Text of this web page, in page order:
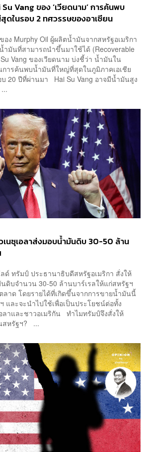
Vang ของ ‘เวียดนาม’ การค้นพบ
ดในรอบ 2 ทศวรรษของอาเซียน
ง Murphy Oil ผู้ผลิตน้ำมันจากสหรัฐอเมริกา
ำมันที่สามารถนำขึ้นมาใช้ได้ (Recoverable
Vang ของเวียดนาม บ่งชี้ว่า น้ำมันใน
การค้นพบน้ำมันที่ใหญ่ที่สุดในภูมิภาคเอเชีย
บ 20 ปีที่ผ่านมา Hai Su Vang อาจมีน้ำมันสูง
เนซุเอลาส่งมอบน้ำมันดิบ 30-50 ล้าน
ด์ ทรัมป์ ประธานาธิบดีสหรัฐอเมริกา สั่งให้
ดิบจำนวน 30-50 ล้านบาร์เรลให้แก่สหรัฐฯ
ลาด โดยรายได้ที่เกิดขึ้นจากการขายน้ำมันนี้
และจะนำไปใช้เพื่อเป็นประโยชน์ต่อทั้ง
ลาและชาวอเมริกัน ทำไมทรัมป์จึงสั่งให้
สหรัฐฯ? ...